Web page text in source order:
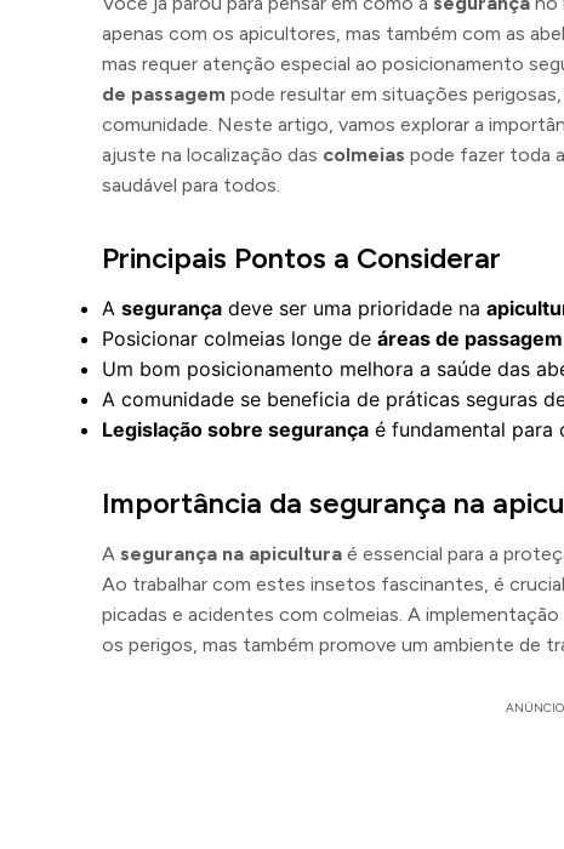
apenas com os apicultores, mas também com as
mas requer atenção especial ao posicionamento
de passagem pode resultar em situações
comunidade. Neste artigo, vamos explorar a
ajuste na localização das colmeias pode fazer toda
saudável para todos.
Principais Pontos a Considerar
A segurança deve ser uma prioridade na
Posicionar colmeias longe de áreas de passagem
Um bom posicionamento melhora a saúde das
A comunidade se beneficia de práticas seguras
Legislação sobre segurança é fundamental para
Importância da segurança na
A segurança na apicultura é essencial para a
Ao trabalhar com estes insetos fascinantes, é
picadas e acidentes com colmeias. A implementação
os perigos, mas também promove um ambiente de